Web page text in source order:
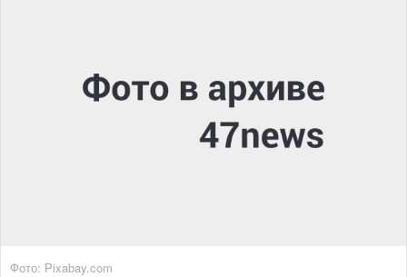
Фото: Pixabay.com